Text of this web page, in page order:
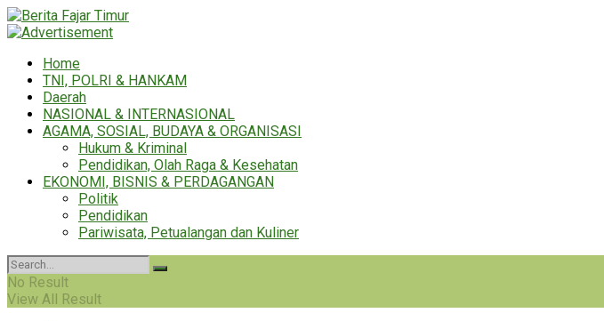
Home
TNI, POLRI & HANKAM
Daerah
NASIONAL & INTERNASIONAL
AGAMA, SOSIAL, BUDAYA & ORGANISASI
Hukum & Kriminal
Pendidikan, Olah Raga & Kesehatan
EKONOMI, BISNIS & PERDAGANGAN
Politik
Pendidikan
Pariwisata, Petualangan dan Kuliner
No Result
View All Result